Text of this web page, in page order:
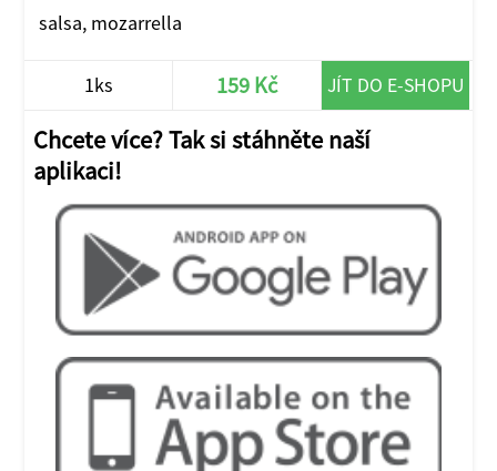
salsa, mozarrella
1ks 159 Kč JÍT DO E-SHOPU
Chcete více? Tak si stáhněte naší
aplikaci!